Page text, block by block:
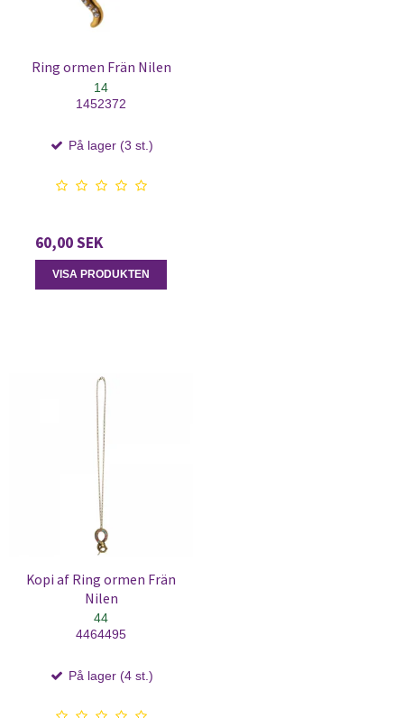
Ring ormen Frän Nilen
14
1452372
På lager (3 st.)
60,00 SEK
VISA PRODUKTEN
Kopi af Ring ormen Frän
Nilen
44
4464495
På lager (4 st.)